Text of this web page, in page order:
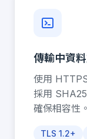
傳輸中資
使用
採用
確保相容性。
TLS 1.2+